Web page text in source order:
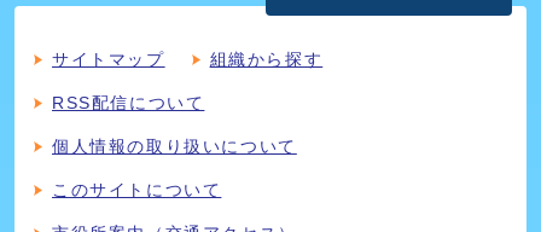
サイトマップ 組織から探す
RSS配信について
個人情報の取り扱いについて
このサイトについて